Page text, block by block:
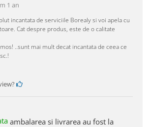
1 an
incantata de serviciile Borealy si voi apela cu
Cat despre produs, este de o calitate
..sunt mai mult decat incantata de ceea ce
ambalarea si livrarea au fost la